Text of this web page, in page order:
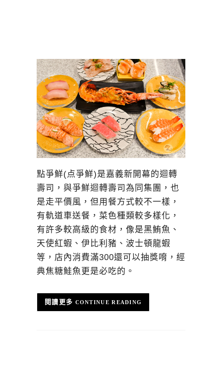
點爭鮮(点爭鮮)是嘉義新開幕的迴轉
壽司，與爭鮮迴轉壽司為同集團，也
是走平價風，但用餐方式較不一樣，
有軌道車送餐，菜色種類較多樣化，
有許多較高級的食材，像是黑鮪魚、
天使紅蝦、伊比利豬、波士頓龍蝦
等，店內消費滿300還可以抽獎唷，經
典焦糖鮭魚更是必吃的。
CONTINUE READING